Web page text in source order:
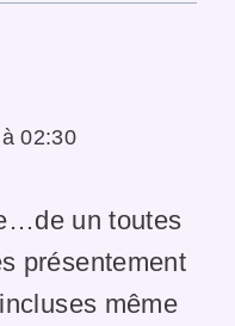
02:30
un toutes
présentement
même